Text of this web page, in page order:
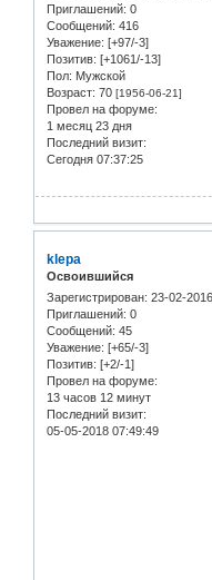
Приглашений: 0
Сообщений: 416
Уважение: [+97/-3]
Позитив: [+1061/-13]
Пол: Мужской
Возраст: 70 [1956-06-21]
Провел на форуме:
1 месяц 23 дня
Последний визит:
Сегодня 07:37:25
klepa
Освоившийся
Зарегистрирован: 23-02-2016
Приглашений: 0
Сообщений: 45
Уважение: [+65/-3]
Позитив: [+2/-1]
Провел на форуме:
13 часов 12 минут
Последний визит:
05-05-2018 07:49:49